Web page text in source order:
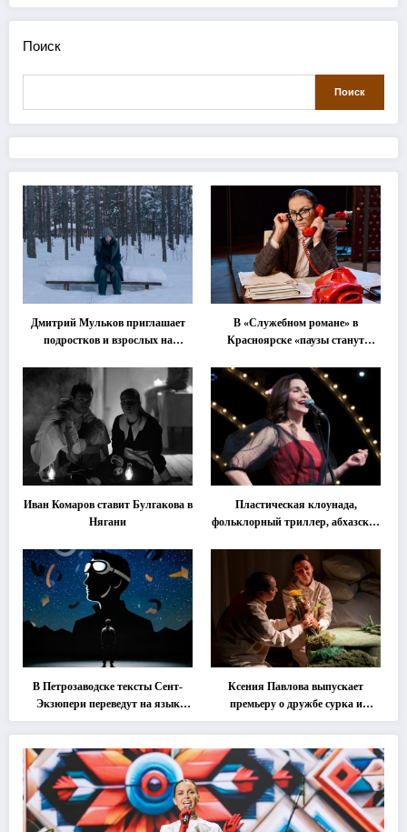
Поиск
Поиск
Дмитрий Мульков приглашает
подростков и взрослых на
В «Служебном романе» в
Красноярске «паузы станут
Иван Комаров ставит Булгакова в
Нягани
Пластическая клоунада,
фольклорный триллер, абхазская
втором этапе фестиваля
«Монокль»
В Петрозаводске тексты Сент-
Экзюпери переведут на язык
современной хореографии
Ксения Павлова выпускает
премьеру о дружбе сурка и
одуванчика